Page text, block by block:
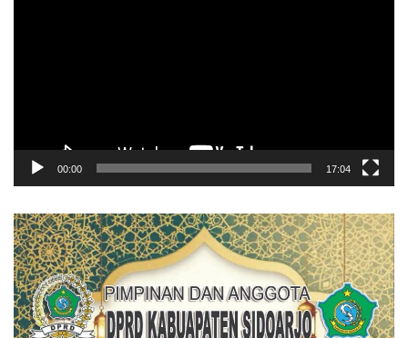
00:00 17:04